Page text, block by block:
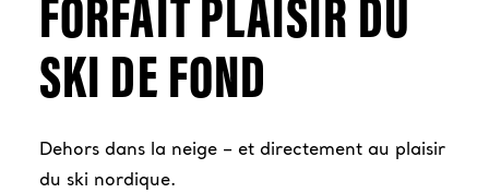
Journées de ski de fond au féminin
Zauberwald
Early Ski
RÉSERVER
FORFAIT PLAISIR DU
SKI DE FOND
Dehors dans la neige – et directement au plaisir
du ski nordique.